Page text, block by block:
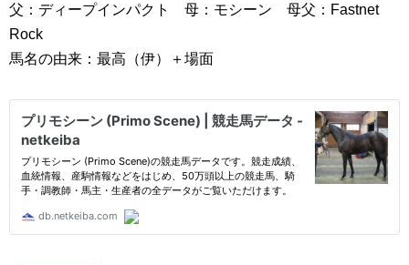
父：ディープインパクト 母：モシーン 母父：Fastnet
Rock
馬名の由来：最高（伊）＋場面